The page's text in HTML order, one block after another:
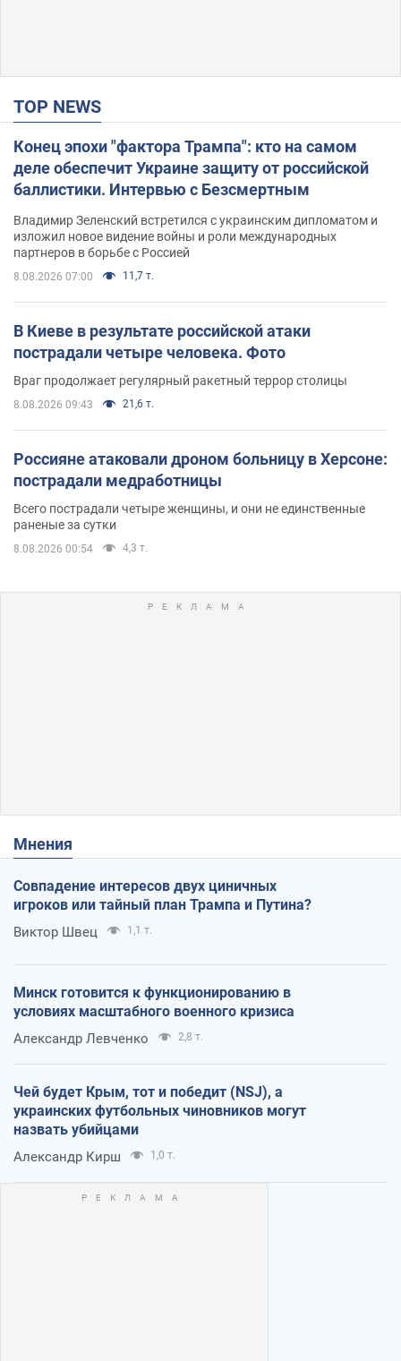
TOP NEWS
Конец эпохи "фактора Трампа": кто на самом
деле обеспечит Украине защиту от российской
баллистики. Интервью с Безсмертным
Владимир Зеленский встретился с украинским дипломатом и
изложил новое видение войны и роли международных
партнеров в борьбе с Россией
8.08.2026 07:00 11,7 т.
В Киеве в результате российской атаки
пострадали четыре человека. Фото
Враг продолжает регулярный ракетный террор столицы
8.08.2026 09:43 21,6 т.
Россияне атаковали дроном больницу в Херсоне:
пострадали медработницы
Всего пострадали четыре женщины, и они не единственные
раненые за сутки
8.08.2026 00:54 4,3 т.
Мнения
Совпадение интересов двух циничных
игроков или тайный план Трампа и Путина?
Виктор Швец 1,1 т.
Минск готовится к функционированию в
условиях масштабного военного кризиса
Александр Левченко 2,8 т.
Чей будет Крым, тот и победит (NSJ), а
украинских футбольных чиновников могут
назвать убийцами
Александр Кирш 1,0 т.